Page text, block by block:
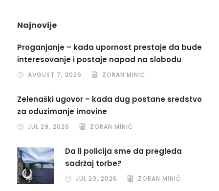
Najnovije
Proganjanje – kada upornost prestaje da bude
interesovanje i postaje napad na slobodu
AVGUST 7, 2026 ZORAN MINIĆ
Zelenaški ugovor – kada dug postane sredstvo
za oduzimanje imovine
JUL 29, 2026 ZORAN MINIĆ
Da li policija sme da pregleda
sadržaj torbe?
JUL 20, 2026 ZORAN MINIĆ